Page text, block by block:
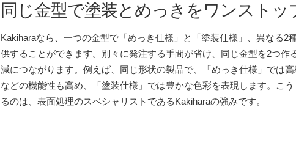
同じ金型で塗装とめっきをワンストッ
Kakiharaなら、一つの金型で「めっき仕様」と「塗装仕様」、異なる2
供することができます。別々に発注する手間が省け、同じ金型を2つ作
減につながります。例えば、同じ形状の製品で、「めっき仕様」では
などの機能性も高め、「塗装仕様」では豊かな色彩を表現します。こ
るのは、表面処理のスペシャリストであるKakiharaの強みです。